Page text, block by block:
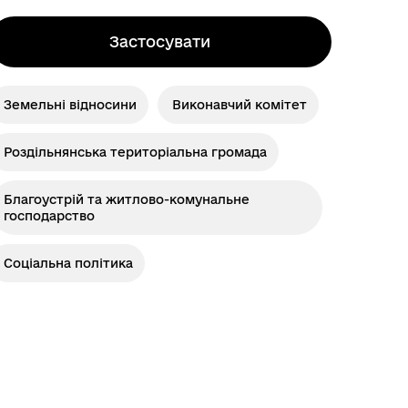
Застосувати
Земельні відносини Виконавчий комітет
Роздільнянська територіальна громада
Благоустрій та житлово-комунальне
господарство
Соціальна політика